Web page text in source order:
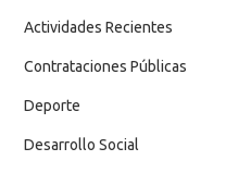
Actividades Recientes
Contrataciones Públicas
Deporte
Desarrollo Social